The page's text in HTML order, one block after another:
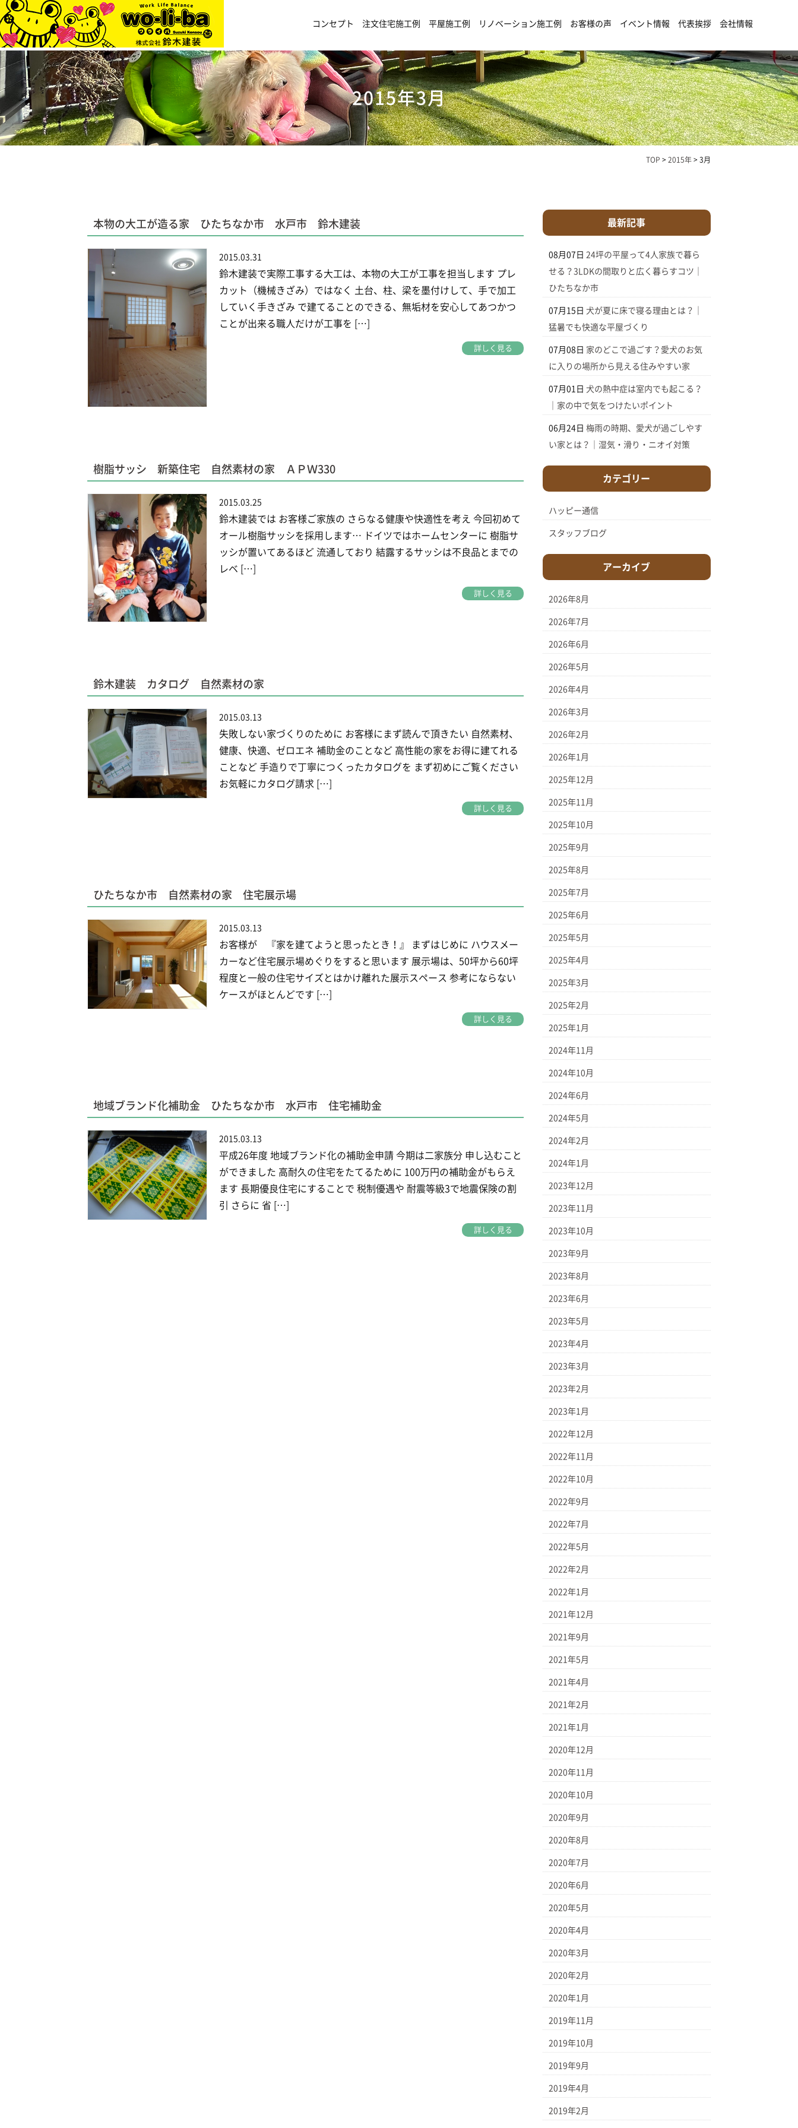
コンセプト 注文住宅施工例 平屋施工例 リノベーション施工例 お客様の声 イベント情報 代表挨拶 会社情報
2015年3月
TOP > 2015年 > 3月
本物の大工が造る家 ひたちなか市 水戸市 鈴木建装
2015.03.31
鈴木建装で実際工事する大工は、本物の大工が工事を担当します プレ
カット（機械きざみ）ではなく 土台、柱、梁を墨付けして、手で加工
していく手きざみ で建てることのできる、無垢材を安心してあつかつ
ことが出来る職人だけが工事を […]
詳しく見る
樹脂サッシ 新築住宅 自然素材の家 ＡＰＷ330
2015.03.25
鈴木建装では お客様ご家族の さらなる健康や快適性を考え 今回初めて
オール樹脂サッシを採用します… ドイツではホームセンターに 樹脂サ
ッシが置いてあるほど 流通しており 結露するサッシは不良品とまでの
レベ […]
詳しく見る
鈴木建装 カタログ 自然素材の家
2015.03.13
失敗しない家づくりのために お客様にまず読んで頂きたい 自然素材、
健康、快適、ゼロエネ 補助金のことなど 高性能の家をお得に建てれる
ことなど 手造りで丁寧につくったカタログを まず初めにご覧ください
お気軽にカタログ請求 […]
詳しく見る
ひたちなか市 自然素材の家 住宅展示場
2015.03.13
お客様が 『家を建てようと思ったとき！』 まずはじめに ハウスメー
カーなど住宅展示場めぐりをすると思います 展示場は、50坪から60坪
程度と一般の住宅サイズとはかけ離れた展示スペース 参考にならない
ケースがほとんどです […]
詳しく見る
地域ブランド化補助金 ひたちなか市 水戸市 住宅補助金
2015.03.13
平成26年度 地域ブランド化の補助金申請 今期は二家族分 申し込むこと
ができました 高耐久の住宅をたてるために 100万円の補助金がもらえ
ます 長期優良住宅にすることで 税制優遇や 耐震等級3で地震保険の割
引 さらに 省 […]
詳しく見る
最新記事
08月07日 24坪の平屋って4人家族で暮ら
せる？3LDKの間取りと広く暮らすコツ｜
ひたちなか市
07月15日 犬が夏に床で寝る理由とは？｜
猛暑でも快適な平屋づくり
07月08日 家のどこで過ごす？愛犬のお気
に入りの場所から見える住みやすい家
07月01日 犬の熱中症は室内でも起こる？
｜家の中で気をつけたいポイント
06月24日 梅雨の時期、愛犬が過ごしやす
い家とは？｜湿気・滑り・ニオイ対策
カテゴリー
ハッピー通信
スタッフブログ
アーカイブ
2026年8月
2026年7月
2026年6月
2026年5月
2026年4月
2026年3月
2026年2月
2026年1月
2025年12月
2025年11月
2025年10月
2025年9月
2025年8月
2025年7月
2025年6月
2025年5月
2025年4月
2025年3月
2025年2月
2025年1月
2024年11月
2024年10月
2024年6月
2024年5月
2024年2月
2024年1月
2023年12月
2023年11月
2023年10月
2023年9月
2023年8月
2023年6月
2023年5月
2023年4月
2023年3月
2023年2月
2023年1月
2022年12月
2022年11月
2022年10月
2022年9月
2022年7月
2022年5月
2022年2月
2022年1月
2021年12月
2021年9月
2021年5月
2021年4月
2021年2月
2021年1月
2020年12月
2020年11月
2020年10月
2020年9月
2020年8月
2020年7月
2020年6月
2020年5月
2020年4月
2020年3月
2020年2月
2020年1月
2019年11月
2019年10月
2019年9月
2019年4月
2019年2月